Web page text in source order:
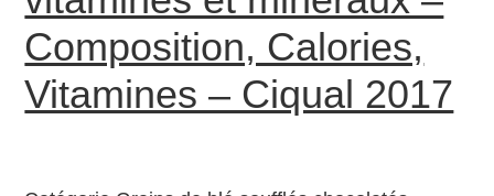
Composition, Calories,
Vitamines – Ciqual 2017